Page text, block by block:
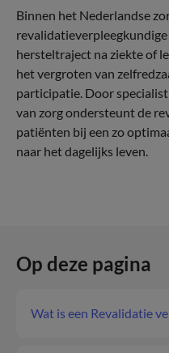
Binnen het Nederlandse
hersteltraject na ziekte of
het vergroten van
participatie. Door
van zorg ondersteunt de
patiënten bij een zo
naar het dagelijks leven.
Op deze pagina
Wat is een Revalidatie